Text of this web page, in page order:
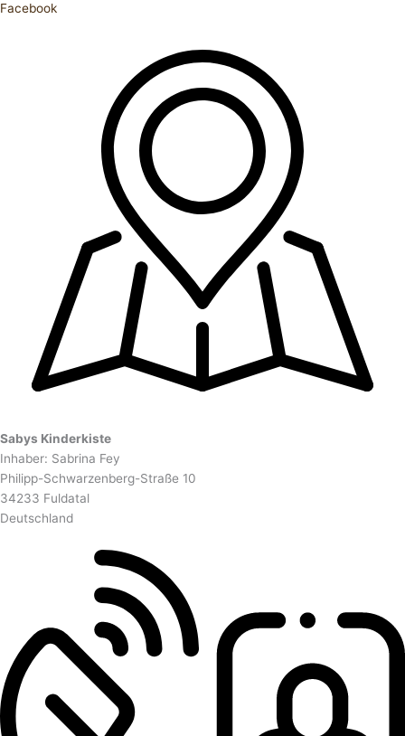
Facebook
Sabys Kinderkiste
Inhaber: Sabrina Fey
Philipp-Schwarzenberg-Straße 10
34233 Fuldatal
Deutschland